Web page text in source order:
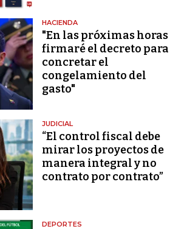
HACIENDA
"En las próximas horas
firmaré el decreto para
concretar el
congelamiento del
gasto"
JUDICIAL
“El control fiscal debe
mirar los proyectos de
manera integral y no
contrato por contrato”
DEPORTES